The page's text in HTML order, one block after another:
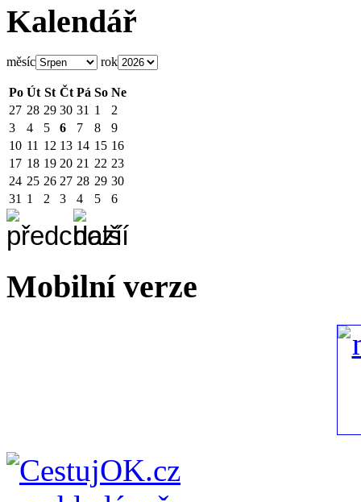
Kalendář
měsíc rok
Po Út St Čt Pá So Ne
27 28 29 30 31 1
2
3
4 5 6 7 8
9
10 11 12 13 14 15 16
17 18 19 20 21 22 23
24 25 26 27 28 29 30
31 1 2 3 4 5 6
Mobilní verze